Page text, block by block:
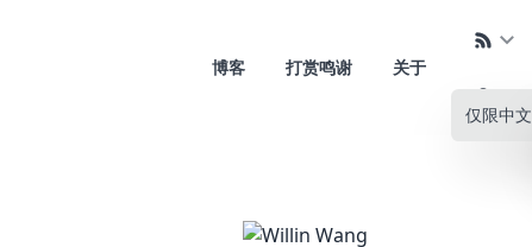
博客 打赏鸣谢 关于
仅限中文